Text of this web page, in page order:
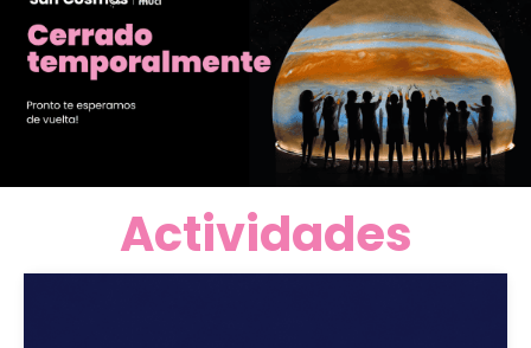
Actividades